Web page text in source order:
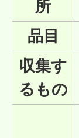
所
品目
収集す
るもの